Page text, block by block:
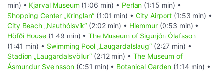
min) • Kjarval Museum (1:06 min) • Perlan (1:15 min) •
Shopping Center „Kringlan“ (1:01 min) • City Airport (1:53 min) •
City Beach „Nauthólsvík“ (2:02 min) • Hlemmur (0:53 min) •
Höfði House (1:49 min) • The Museum of Sigurjón Ólafsson
(1:41 min) • Swimming Pool „Laugardalslaug“ (2:27 min) •
Stadion „Laugardalsvöllur“ (2:12 min) • The Museum of
Ásmundur Sveinsson (0:51 min) • Botanical Garden (1:14 min) •